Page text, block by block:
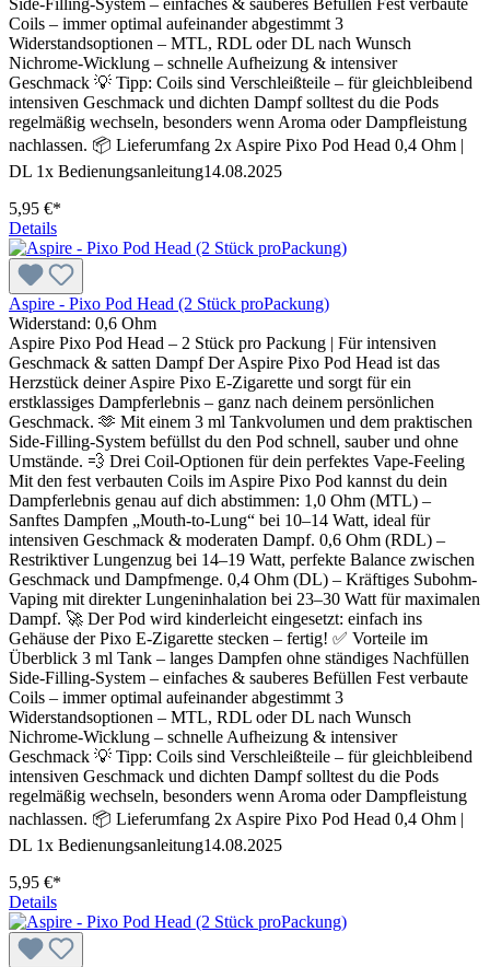
Side-Filling-System – einfaches & sauberes Befüllen Fest verbaute
Coils – immer optimal aufeinander abgestimmt 3
Widerstandsoptionen – MTL, RDL oder DL nach Wunsch
Nichrome-Wicklung – schnelle Aufheizung & intensiver
Geschmack 💡 Tipp: Coils sind Verschleißteile – für gleichbleibend
intensiven Geschmack und dichten Dampf solltest du die Pods
regelmäßig wechseln, besonders wenn Aroma oder Dampfleistung
nachlassen. 📦 Lieferumfang 2x Aspire Pixo Pod Head 0,4 Ohm |
DL 1x Bedienungsanleitung14.08.2025
5,95 €*
Details
Aspire - Pixo Pod Head (2 Stück proPackung)
Widerstand: 0,6 Ohm
Aspire Pixo Pod Head – 2 Stück pro Packung | Für intensiven
Geschmack & satten Dampf Der Aspire Pixo Pod Head ist das
Herzstück deiner Aspire Pixo E-Zigarette und sorgt für ein
erstklassiges Dampferlebnis – ganz nach deinem persönlichen
Geschmack. 🫶 Mit einem 3 ml Tankvolumen und dem praktischen
Side-Filling-System befüllst du den Pod schnell, sauber und ohne
Umstände. 💨 Drei Coil-Optionen für dein perfektes Vape-Feeling
Mit den fest verbauten Coils im Aspire Pixo Pod kannst du dein
Dampferlebnis genau auf dich abstimmen: 1,0 Ohm (MTL) –
Sanftes Dampfen „Mouth-to-Lung“ bei 10–14 Watt, ideal für
intensiven Geschmack & moderaten Dampf. 0,6 Ohm (RDL) –
Restriktiver Lungenzug bei 14–19 Watt, perfekte Balance zwischen
Geschmack und Dampfmenge. 0,4 Ohm (DL) – Kräftiges Subohm-
Vaping mit direkter Lungeninhalation bei 23–30 Watt für maximalen
Dampf. 🚀 Der Pod wird kinderleicht eingesetzt: einfach ins
Gehäuse der Pixo E-Zigarette stecken – fertig! ✅ Vorteile im
Überblick 3 ml Tank – langes Dampfen ohne ständiges Nachfüllen
Side-Filling-System – einfaches & sauberes Befüllen Fest verbaute
Coils – immer optimal aufeinander abgestimmt 3
Widerstandsoptionen – MTL, RDL oder DL nach Wunsch
Nichrome-Wicklung – schnelle Aufheizung & intensiver
Geschmack 💡 Tipp: Coils sind Verschleißteile – für gleichbleibend
intensiven Geschmack und dichten Dampf solltest du die Pods
regelmäßig wechseln, besonders wenn Aroma oder Dampfleistung
nachlassen. 📦 Lieferumfang 2x Aspire Pixo Pod Head 0,4 Ohm |
DL 1x Bedienungsanleitung14.08.2025
5,95 €*
Details